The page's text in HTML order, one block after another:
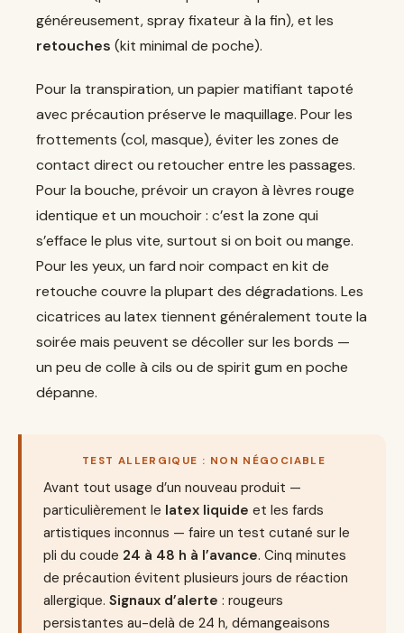
généreusement, spray fixateur à la fin), et les
retouches (kit minimal de poche).
Pour la transpiration, un papier matifiant tapoté
avec précaution préserve le maquillage. Pour les
frottements (col, masque), éviter les zones de
contact direct ou retoucher entre les passages.
Pour la bouche, prévoir un crayon à lèvres rouge
identique et un mouchoir : c’est la zone qui
s’efface le plus vite, surtout si on boit ou mange.
Pour les yeux, un fard noir compact en kit de
retouche couvre la plupart des dégradations. Les
cicatrices au latex tiennent généralement toute la
soirée mais peuvent se décoller sur les bords —
un peu de colle à cils ou de spirit gum en poche
dépanne.
TEST ALLERGIQUE : NON NÉGOCIABLE
Avant tout usage d’un nouveau produit —
particulièrement le latex liquide et les fards
artistiques inconnus — faire un test cutané sur le
pli du coude 24 à 48 h à l’avance. Cinq minutes
de précaution évitent plusieurs jours de réaction
allergique. Signaux d’alerte : rougeurs
persistantes au-delà de 24 h, démangeaisons